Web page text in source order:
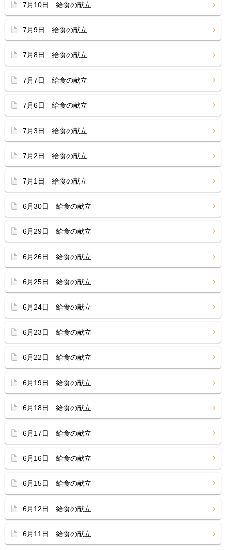
7月10日 給食の献立
7月9日 給食の献立
7月8日 給食の献立
7月7日 給食の献立
7月6日 給食の献立
7月3日 給食の献立
7月2日 給食の献立
7月1日 給食の献立
6月30日 給食の献立
6月29日 給食の献立
6月26日 給食の献立
6月25日 給食の献立
6月24日 給食の献立
6月23日 給食の献立
6月22日 給食の献立
6月19日 給食の献立
6月18日 給食の献立
6月17日 給食の献立
6月16日 給食の献立
6月15日 給食の献立
6月12日 給食の献立
6月11日 給食の献立